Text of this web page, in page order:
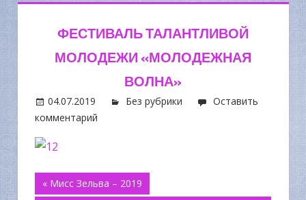
ФЕСТИВАЛЬ ТАЛАНТЛИВОЙ
МОЛОДЕЖИ «МОЛОДЕЖНАЯ
ВОЛНА»
04.07.2019 Без рубрики
Оставить
комментарий
Навигация
« Мисс Зельва – 2019